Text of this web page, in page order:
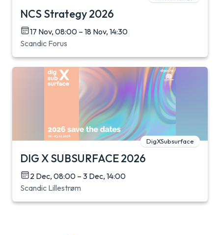
NCS Strategy 2026
17 Nov, 08:00 – 18 Nov, 14:30
Scandic Forus
DigXSubsurface
DIG X SUBSURFACE 2026
2 Dec, 08:00 – 3 Dec, 14:00
Scandic Lillestrøm